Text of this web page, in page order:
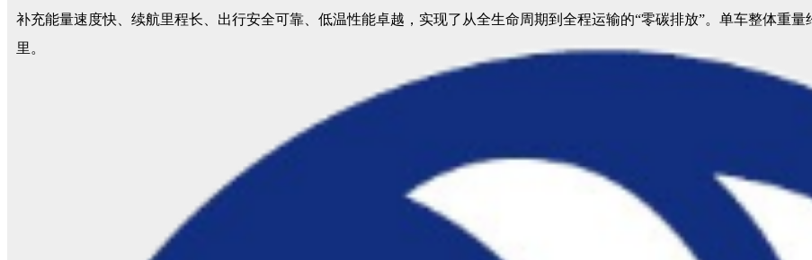
补充能量速度快、续航里程长、出行安全可靠、低温性能卓越，实现了从全生命周期到全程运输的“零碳排放”。单车整体重
里。